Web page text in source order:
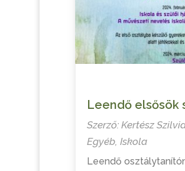
Leendő elsősök
Szerző: Kertész
Egyéb, Iskola
Leendő